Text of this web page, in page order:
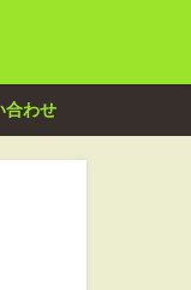
合わせ